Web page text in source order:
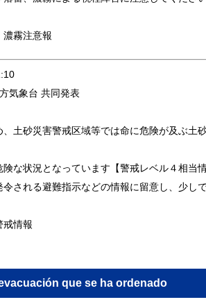
霧注意報
象台 共同発表
土砂災害警戒区域等では命に危険が及ぶ土
な状況となっています【警戒レベル４相
される避難指示などの情報に留意し、少し
戒情報
que se ha ordenado